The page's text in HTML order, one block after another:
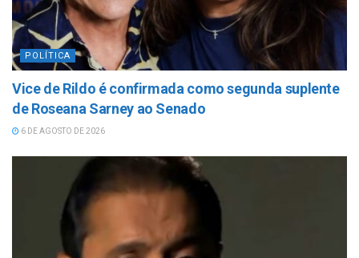
POLÍTICA
Vice de Rildo é confirmada como segunda suplente
de Roseana Sarney ao Senado
6 DE AGOSTO DE 2026